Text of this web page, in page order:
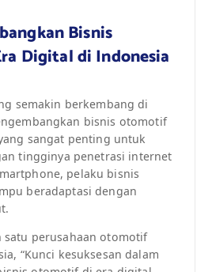
Bisnis
Digital di Indonesia
semakin berkembang di
bisnis otomotif
sangat penting untuk
tingginya penetrasi internet
pelaku bisnis
beradaptasi dengan
satu perusahaan otomotif
“Kunci kesuksesan dalam